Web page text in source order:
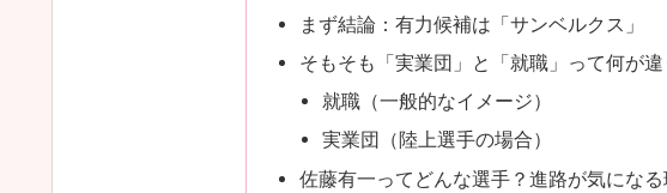
まず結論：有力候補は「サンベルクス」
そもそも「実業団」と「就職」って何が違
就職（一般的なイメージ）
実業団（陸上選手の場合）
佐藤有一ってどんな選手？進路が気になる